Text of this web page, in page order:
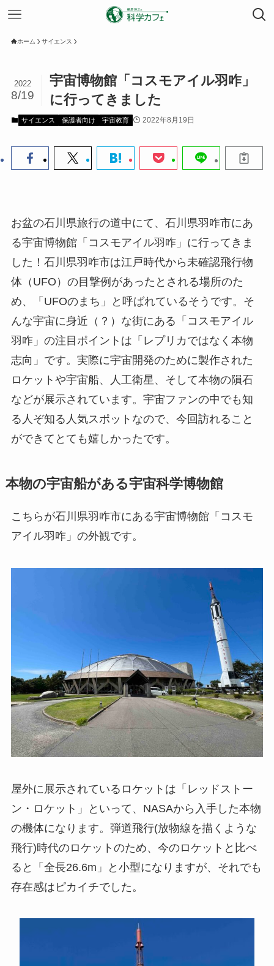
ホーム サイエンス
宇宙博物館「コスモアイル羽咋」
に行ってきました
2022
8/19
サイエンス 保護者向け 宇宙教育 2022年8月19日
お盆の石川県旅行の道中にて、石川県羽咋市にあ
る宇宙博物館「コスモアイル羽咋」に行ってきま
した！石川県羽咋市は江戸時代から未確認飛行物
体（UFO）の目撃例があったとされる場所のた
め、「UFOのまち」と呼ばれているそうです。そ
んな宇宙に身近（？）な街にある「コスモアイル
羽咋」の注目ポイントは「レプリカではなく本物
志向」です。実際に宇宙開発のために製作された
ロケットや宇宙船、人工衛星、そして本物の隕石
などが展示されています。宇宙ファンの中でも知
る人ぞ知る人気スポットなので、今回訪れること
ができてとても嬉しかったです。
本物の宇宙船がある宇宙科学博物館
こちらが石川県羽咋市にある宇宙博物館「コスモ
アイル羽咋」の外観です。
屋外に展示されているロケットは「レッドストー
ン・ロケット」といって、NASAから入手した本物
の機体になります。弾道飛行(放物線を描くような
飛行)時代のロケットのため、今のロケットと比べ
ると「全長26.6m」と小型になりますが、それでも
存在感はピカイチでした。